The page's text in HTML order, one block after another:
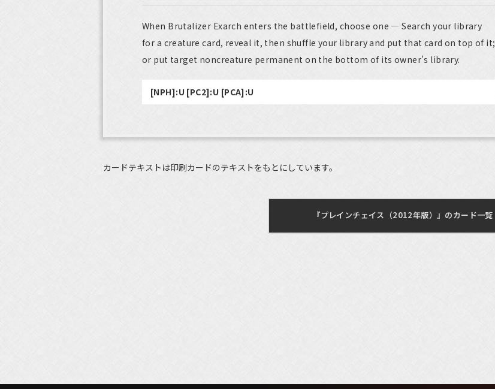
When Brutalizer Exarch enters the battlefield, choose one — Search your library
for a creature card, reveal it, then shuffle your library and put that card on top of it;
or put target noncreature permanent on the bottom of its owner's library.
[NPH]:U [PC2]:U [PCA]:U
カードテキストは印刷カードのテキストをもとにしています。
『プレインチェイス（2012年版）』のカード一覧